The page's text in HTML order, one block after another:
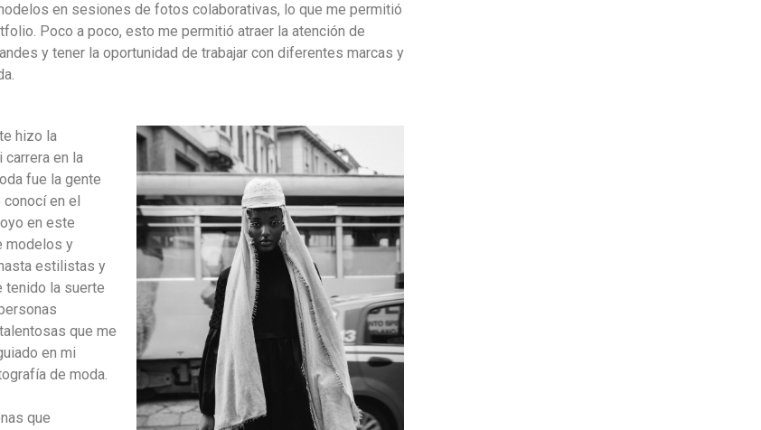
en sesiones de fotos colaborativas, lo que me permitió
Poco a poco, esto me permitió atraer la atención de
y tener la oportunidad de trabajar con diferentes marcas y
hizo la
en la
fue la gente
en el
en este
modelos y
estilistas y
tenido la suerte
que me
en mi
de moda.
que